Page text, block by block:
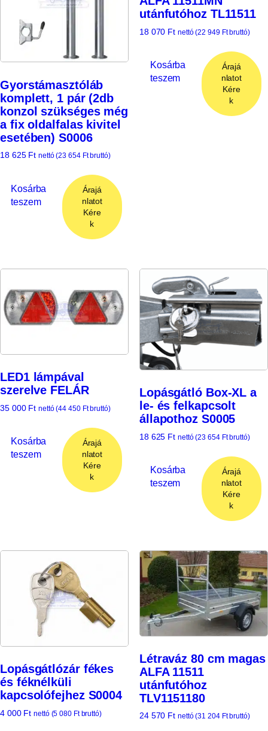
Gyorstámasztóláb
komplett, 1 pár (2db
konzol szükséges még
a fix oldalfalas kivitel
esetében) S0006
18 625 Ft nettó (23 654 Ftbruttó)
Kosárba
teszem
Árajá
nlatot
Kére
k
utánfutóhoz TL11511
18 070 Ft nettó (22 949 Ftbruttó)
Kosárba
teszem
Árajá
nlatot
Kére
k
LED1 lámpával
szerelve FELÁR
35 000 Ft nettó (44 450 Ftbruttó)
Kosárba
teszem
Árajá
nlatot
Kére
k
Lopásgátló Box-XL a
le- és felkapcsolt
állapothoz S0005
18 625 Ft nettó (23 654 Ftbruttó)
Kosárba
teszem
Árajá
nlatot
Kére
k
Lopásgátlózár fékes
és féknélküli
kapcsolófejhez S0004
4 000 Ft nettó (5 080 Ftbruttó)
Létraváz 80 cm magas
ALFA 11511
utánfutóhoz
TLV1151180
24 570 Ft nettó (31 204 Ftbruttó)